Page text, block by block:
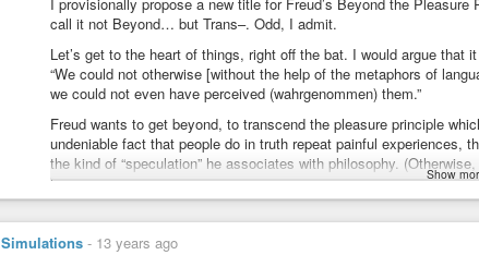
call it not Beyond… but Trans–. Odd, I admit.
Let’s get to the heart of things, right off the bat. I would argue that
“We could not otherwise [without the help of the metaphors of
we could not even have perceived (wahrgenommen) them.”
Freud wants to get beyond, to transcend the pleasure principle
undeniable fact that people do in truth repeat painful experiences,
the kind of “speculation” he associates with philosophy.
have served him well, the attempt to conserve the pleasure
only roughly–to some sort of death drive?) But the reality
Freud’s part, doesn’t ultimately stand apart sufficiently as a
by the pleasure principle. It doesn’t point to any ground for a
Show
Simulations - 13 years ago